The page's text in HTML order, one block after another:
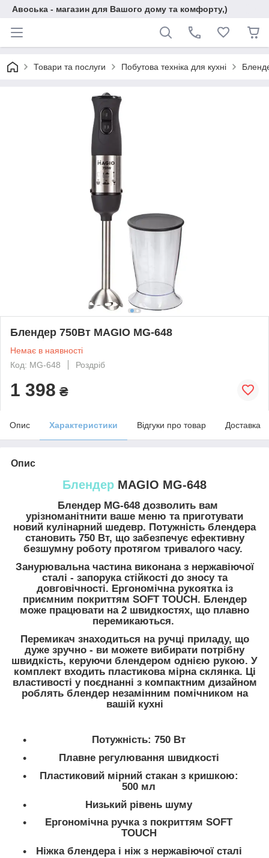
Авоська - магазин для Вашого дому та комфорту,)
Товари та послуги Побутова техніка для кухні
Блендер 750Вт MAGIO MG-648
Немає в наявності
Код: MG-648
Роздріб
1 398 ₴
Опис Характеристики Відгуки про товар Доставка
Опис
Блендер MAGIO MG-648
Блендер MG-648 дозволить вам
урізноманітнити ваше меню та приготувати
новий кулінарний шедевр. Потужність блендера
становить 750 Вт, що забезпечує ефективну
безшумну роботу протягом тривалого часу.
Занурювальна частина виконана з нержавіючої
сталі - запорука стійкості до зносу та
довговічності. Ергономічна рукоятка із
приємним покриттям SOFT TOUCH. Блендер
може працювати на 2 швидкостях, що плавно
перемикаються.
Перемикач знаходиться на ручці приладу, що
дуже зручно - ви можете вибирати потрібну
швидкість, керуючи блендером однією рукою. У
комплект входить пластикова мірна склянка. Ці
властивості у поєднанні з компактним дизайном
роблять блендер незамінним помічником на
вашій кухні
Потужність: 750 Вт
Плавне регулювання швидкості
Пластиковий мірний стакан з кришкою:
500 мл
Низький рівень шуму
Ергономічна ручка з покриттям SOFT
TOUCH
Ніжка блендера і ніж з нержавіючої сталі